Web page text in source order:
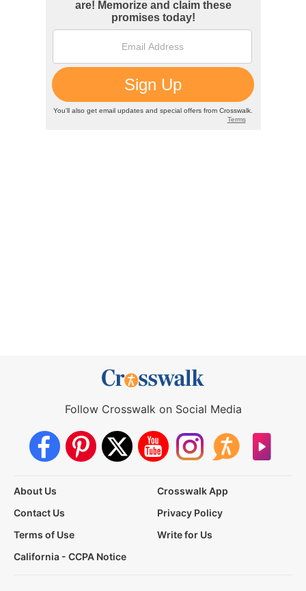
Follow Crosswalk on Social Media
About Us
Crosswalk App
Contact Us
Privacy Policy
Terms of Use
Write for Us
California - CCPA Notice